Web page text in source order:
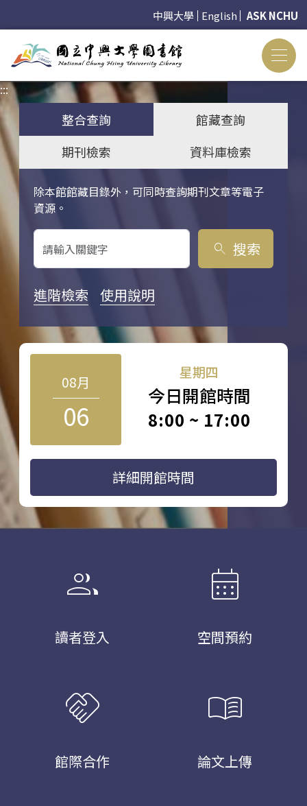
中興大學 English ASK NCHU
:::
整合查詢
館藏查詢
期刊檢索
資料庫檢索
除本館館藏目錄外，可同時查詢期刊文章等電子
資源。
關鍵字搜尋
search 搜索
進階檢索 使用說明
08月
06
星期四
今日開館時間
8:00 ~ 17:00
詳細開館時間
group
讀者登入
calendar_month
空間預約
handshake
館際合作
menu_book
論文上傳